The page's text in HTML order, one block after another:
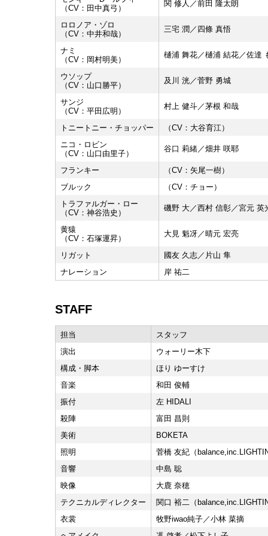
（CV：田中真弓）
関 修人／前田 隆太朗
ロロノア・ゾロ
（CV：中井和哉）
三宅 潤／四條 真悟
ナミ
（CV：岡村明美）
樋浦 舞花／樋浦 結花／佐達
ウソップ
（CV：山口勝平）
及川 洸／菅野 勇城
サンジ
（CV：平田広明）
村上 健斗／茅根 和哉
トニートニー・チョッパー
（CV：大谷育江）
ニコ・ロビン
（CV：山口由里子）
谷口 莉緒／畑井 咲耶
フランキー
（CV：矢尾一樹）
ブルック
（CV：チョー）
トラファルガー・ロー
（CV：神谷浩史）
磯野 大／西村 信彰／宮元 英
黄猿
（CV：石塚運昇）
大見 魁冴／晴元 宏亮
リガット
國友 久志／片山 隼
ナレーション
岸 祐二
STAFF
担当
スタッフ
演出
ウォーリー木下
構成・脚本
ほり ゆーすけ
音楽
和田 俊輔
振付
左 HIDALI
殺陣
富田 昌則
美術
BOKETA
照明
菅橋 友紀（
音響
中島 聡
映像
大鹿 奈穂
テクニカルディレクター
関口 裕二（
衣裳
牧野iwao純子／小林 菜摘